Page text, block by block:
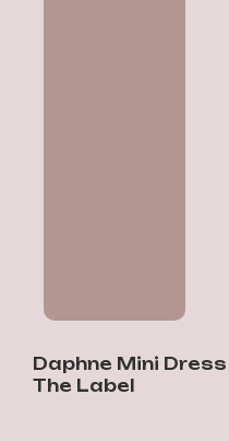
Daphne Mini Dress
The Label